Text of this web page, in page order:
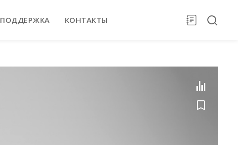
ПОДДЕРЖКА КОНТАКТЫ